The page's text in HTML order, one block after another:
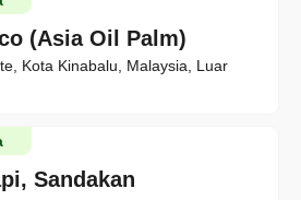
(Asia Oil Palm)
Kota Kinabalu, Malaysia, Luar
Sandakan